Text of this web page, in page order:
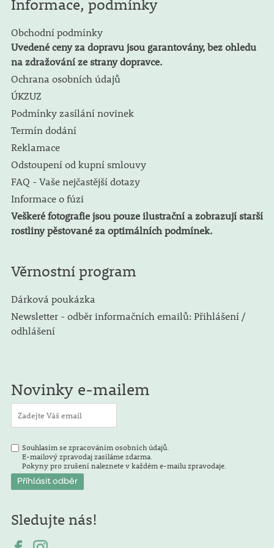
Informace, podmínky
Obchodní podmínky
Uvedené ceny za dopravu jsou garantovány, bez ohledu
na zdražování ze strany dopravce.
Ochrana osobních údajů
ÚKZUZ
Podmínky zasílání novinek
Termín dodání
Reklamace
Odstoupení od kupní smlouvy
FAQ - Vaše nejčastější dotazy
Informace o fúzi
Veškeré fotografie jsou pouze ilustrační a zobrazují starší
rostliny pěstované za optimálních podmínek.
Věrnostní program
Dárková poukázka
Newsletter - odběr informačních emailů: Přihlášení /
odhlášení
Novinky e-mailem
Souhlasím se zpracováním osobních údajů.
E-mailový zpravodaj zasíláme zdarma.
Pokyny pro zrušení naleznete v každém e-mailu zpravodaje.
Sledujte nás!